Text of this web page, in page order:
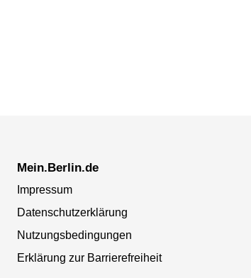
Mein.Berlin.de
Impressum
Datenschutzerklärung
Nutzungsbedingungen
Erklärung zur Barrierefreiheit